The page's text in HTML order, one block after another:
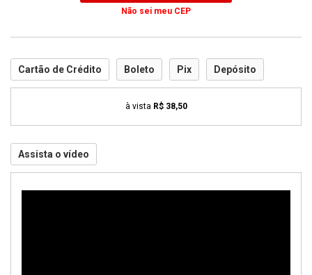
Não sei meu CEP
Cartão de Crédito Boleto Pix Depósito
à vista R$ 38,50
Assista o vídeo